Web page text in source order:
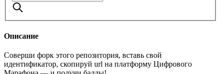
Описание
Соверши форк этого репозитория, вставь свой
идентификатор, скопируй url на платформу Цифрового